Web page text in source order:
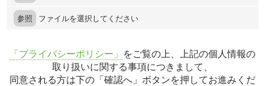
参照 ファイルを選択してください
「プライバシーポリシー」 をご覧の上、上記の個人情報の
取り扱いに関する事項につきまして、
同意される方は下の「確認へ」ボタンを押してお進みくだ